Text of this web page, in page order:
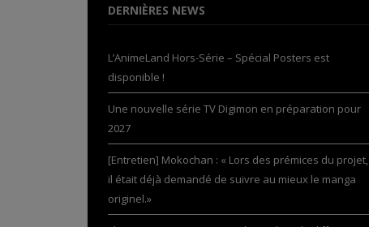
DERNIÈRES NEWS
L’AnimeLand Hors-Série – Spécial Posters est
disponible !
Une nouvelle série TV Digimon en préparation pour
2027
[Entretien] Mokochan : « Lors des prémices du projet,
il était déjà demandé de suivre au mieux le manga
originel.»